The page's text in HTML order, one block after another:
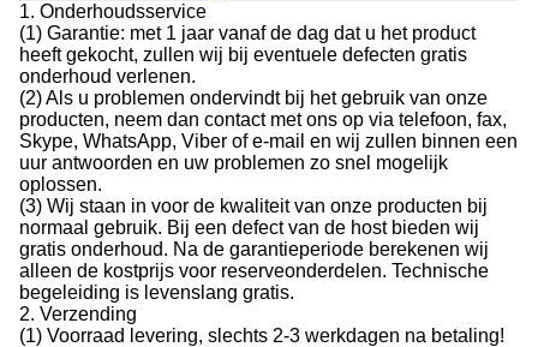
1. Onderhoudsservice
(1) Garantie: met 1 jaar vanaf de dag dat u het product
heeft gekocht, zullen wij bij eventuele defecten gratis
onderhoud verlenen.
(2) Als u problemen ondervindt bij het gebruik van onze
producten, neem dan contact met ons op via telefoon, fax,
Skype, WhatsApp, Viber of e-mail en wij zullen binnen een
uur antwoorden en uw problemen zo snel mogelijk
oplossen.
(3) Wij staan in voor de kwaliteit van onze producten bij
normaal gebruik. Bij een defect van de host bieden wij
gratis onderhoud. Na de garantieperiode berekenen wij
alleen de kostprijs voor reserveonderdelen. Technische
begeleiding is levenslang gratis.
2. Verzending
(1) Voorraad levering, slechts 2-3 werkdagen na betaling!